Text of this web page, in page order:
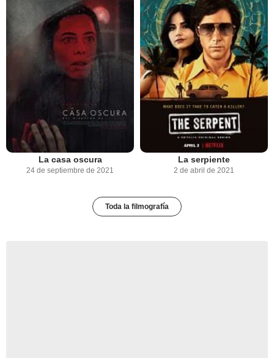
La casa oscura
24 de septiembre de 2021
La serpiente
2 de abril de 2021
Toda la filmografía